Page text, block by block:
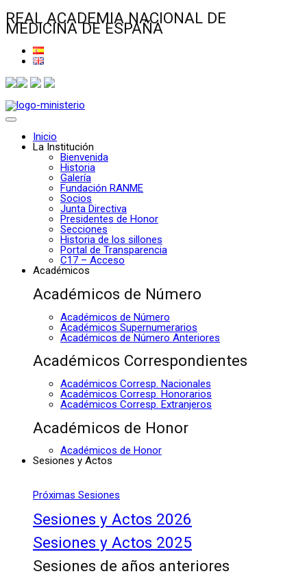
REAL ACADEMIA NACIONAL DE
MEDICINA DE ESPAÑA
Inicio
La Institución
Bienvenida
Historia
Galería
Fundación RANME
Socios
Junta Directiva
Presidentes de Honor
Secciones
Historia de los sillones
Portal de Transparencia
C17 – Acceso
Académicos
Académicos de Número
Académicos de Número
Académicos Supernumerarios
Académicos de Número Anteriores
Académicos Correspondientes
Académicos Corresp. Nacionales
Académicos Corresp. Honorarios
Académicos Corresp. Extranjeros
Académicos de Honor
Académicos de Honor
Sesiones y Actos
Próximas Sesiones
Sesiones y Actos 2026
Sesiones y Actos 2025
Sesiones de años anteriores